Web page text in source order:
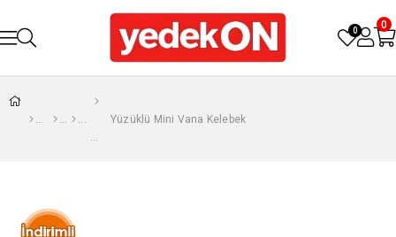
0 0
Yüzüklü Mini Vana Kelebek